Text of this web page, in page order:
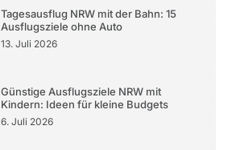
Tagesausflug NRW mit der Bahn: 15
Ausflugsziele ohne Auto
13. Juli 2026
Günstige Ausflugsziele NRW mit
Kindern: Ideen für kleine Budgets
6. Juli 2026